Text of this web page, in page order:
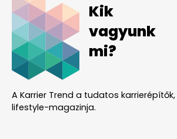
Kik
vagyunk
mi?
A Karrier Trend a tudatos
lifestyle-magazinja.